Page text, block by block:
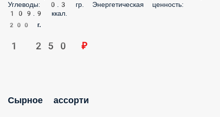
200 г.
1 250 ₽
Сыр пармезан, сыр с плесенью блю чиз, сыр маасдам, сыр